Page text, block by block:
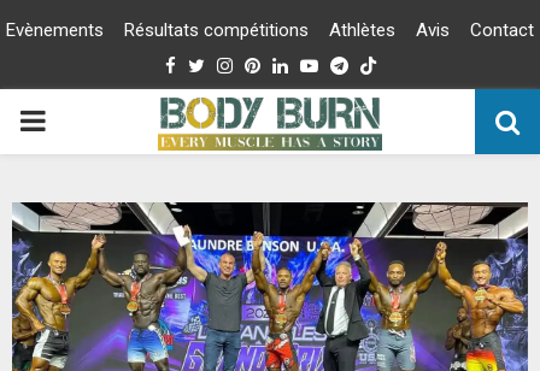
Evènements Résultats compétitions Athlètes Avis
Contact
Facebook
TwitterInstagram
PinterestLinkedinYoutubeTelegram
PRIMARY